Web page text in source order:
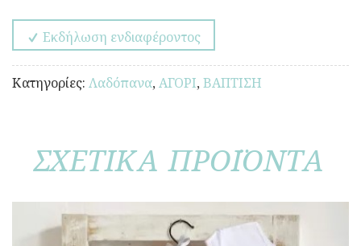
Εκδήλωση ενδιαφέροντος
Κατηγορίες: Λαδόπανα,ΑΓΟΡΙ,ΒΑΠΤΙΣΗ
ΣΧΕΤΙΚΑ ΠΡΟΪΟΝΤΑ